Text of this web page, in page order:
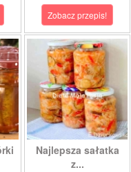
Zobacz przepis!
Najlepsza sałatka
z...